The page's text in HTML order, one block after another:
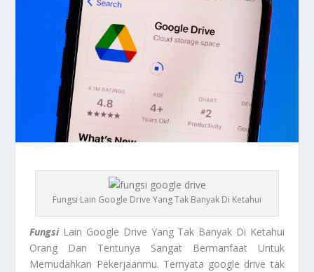
Fungsi Lain Google Drive Yang Tak Banyak Di Ketahui
FungsiLain Google Drive Yang Tak Banyak Di Ketahui
Orang Dan Tentunya Sangat Bermanfaat Untuk
Memudahkan Pekerjaanmu. Ternyata google drive tak